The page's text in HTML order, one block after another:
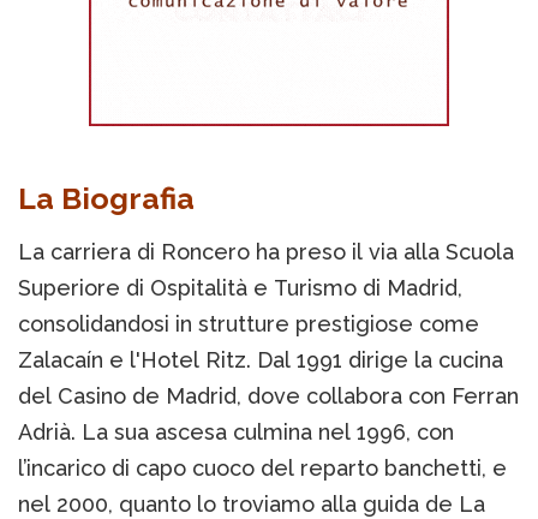
La Biografia
La carriera di Roncero ha preso il via alla Scuola
Superiore di Ospitalità e Turismo di Madrid,
consolidandosi in strutture prestigiose come
Zalacaín e l'Hotel Ritz. Dal 1991 dirige la cucina
del Casino de Madrid, dove collabora con Ferran
Adrià. La sua ascesa culmina nel 1996, con
l’incarico di capo cuoco del reparto banchetti, e
nel 2000, quanto lo troviamo alla guida de La